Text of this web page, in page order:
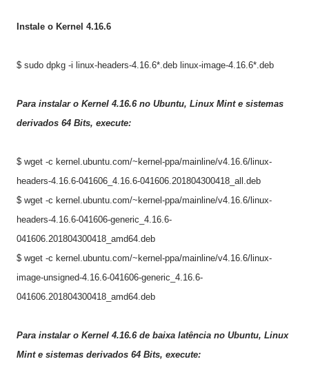
Instale o Kernel 4.16.6
$ sudo dpkg -i linux-headers-4.16.6*.deb linux-image-4.16.6*.deb
Para instalar o Kernel 4.16.6 no Ubuntu, Linux Mint e sistemas
derivados 64 Bits, execute:
$ wget -c kernel.ubuntu.com/~kernel-ppa/mainline/v4.16.6/linux-
headers-4.16.6-041606_4.16.6-041606.201804300418_all.deb
$ wget -c kernel.ubuntu.com/~kernel-ppa/mainline/v4.16.6/linux-
headers-4.16.6-041606-generic_4.16.6-
041606.201804300418_amd64.deb
$ wget -c kernel.ubuntu.com/~kernel-ppa/mainline/v4.16.6/linux-
image-unsigned-4.16.6-041606-generic_4.16.6-
041606.201804300418_amd64.deb
Para instalar o Kernel 4.16.6de baixa latência no Ubuntu, Linux
Mint e sistemas derivados 64 Bits, execute: